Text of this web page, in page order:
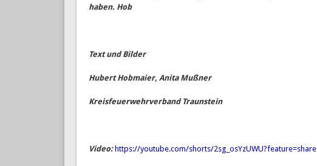
haben. Hob
Text und Bilder
Hubert Hobmaier, Anita Mußner
Kreisfeuerwehrverband Traunstein
Video: https://youtube.com/shorts/2sg_osYzUWU?feature=share